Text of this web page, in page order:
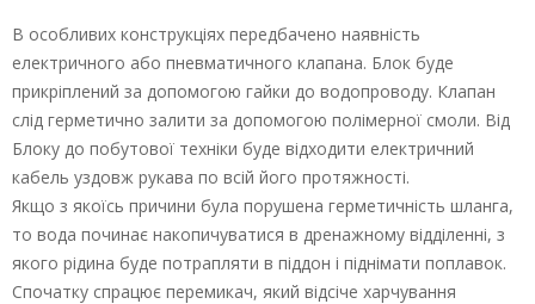
В особливих конструкціях передбачено наявність
електричного або пневматичного клапана. Блок буде
прикріплений за допомогою гайки до водопроводу. Клапан
слід герметично залити за допомогою полімерної смоли. Від
Блоку до побутової техніки буде відходити електричний
кабель уздовж рукава по всій його протяжності.
Якщо з якоїсь причини була порушена герметичність шланга,
то вода починає накопичуватися в дренажному відділенні, з
якого рідина буде потрапляти в піддон і піднімати поплавок.
Спочатку спрацює перемикач, який відсіче харчування